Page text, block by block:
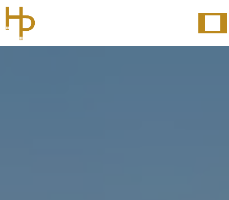
Panneau de gestion des cookies